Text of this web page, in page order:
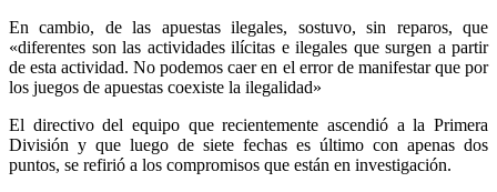
En cambio, de las apuestas ilegales, sostuvo, sin reparos, que
«diferentes son las actividades ilícitas e ilegales que surgen a partir
de esta actividad. No podemos caer en el error de manifestar que por
los juegos de apuestas coexiste la ilegalidad»
El directivo del equipo que recientemente ascendió a la Primera
División y que luego de siete fechas es último con apenas dos
puntos, se refirió a los compromisos que están en investigación.